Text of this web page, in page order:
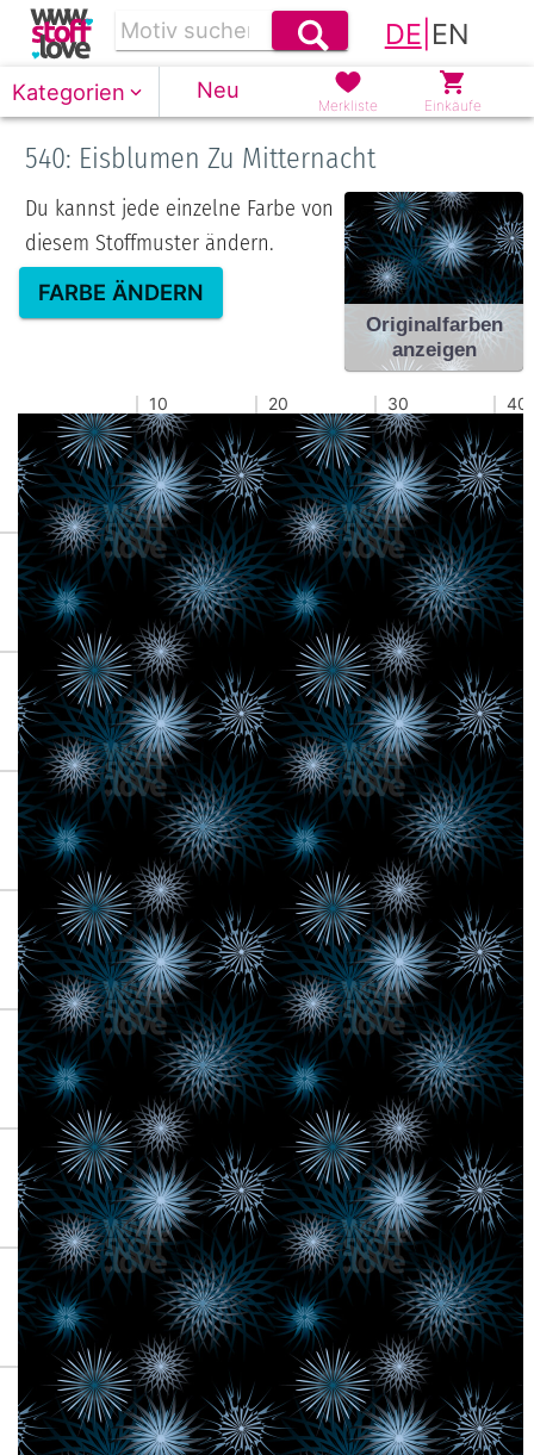
DE EN
Kategorien Neu
Merkliste Einkäufe
540: Eisblumen Zu Mitternacht
Du kannst jede einzelne Farbe von
diesem Stoffmuster ändern.
FARBE ÄNDERN
Originalfarben
anzeigen